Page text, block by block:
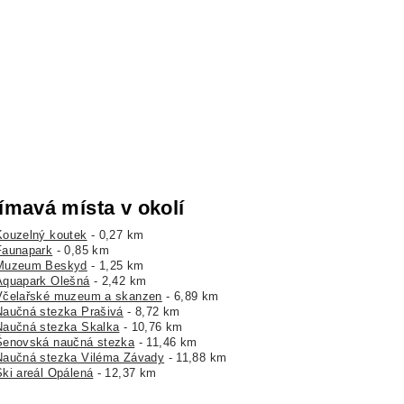
místa v okolí
koutek - 0,27 km
- 0,85 km
Beskyd - 1,25 km
Olešná- 2,42 km
muzeum a skanzen - 6,89 km
stezka Prašivá- 8,72 km
stezka Skalka- 10,76 km
naučná stezka- 11,46 km
stezka Viléma Závady - 11,88 km
areál Opálená- 12,37 km